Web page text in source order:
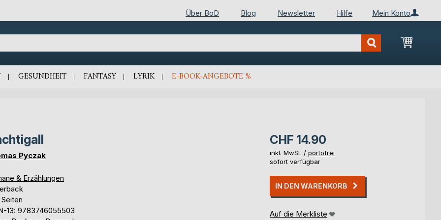
Mein Konto
Über BoD Blog Newsletter Hilfe
Mein
GESUNDHEIT FANTASY LYRIK E-BOOK-ANGEBOTE %
Pyczak
& Erzählungen
13: 9783746055503
CHF 14.90
inkl. MwSt. / portofrei
sofort verfügbar
IN DEN WARENKORB
Auf die Merkliste